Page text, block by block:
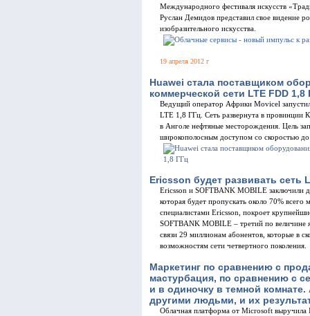
Международного фестиваля искусств
Руслан Демидов представил свое видение
изобразительного искусства.
19 апреля 2012 г
Huawei стала поставщиком
коммерческой сети LTE FDD 1,8
Ведущий оператор Африки Movicel
LTE 1,8 ГГц. Сеть развернута в провинции
в Анголе нефтяные месторождения. Цель
широкополосным доступом со скоростью
Ericsson будет развивать сеть
Ericsson и SOFTBANK MOBILE заключили
которая будет пропускать около 70%
специалистами Ericsson, покроет
SOFTBANK MOBILE – третий по величине
связи 29 миллионам абонентов, которые в
возможностям сети четвертного поколения.
Маркетинг по сравнению с
мастурбация, по сравнению с
и в одиночку в темной
другими людьми, и их
Облачная платформа от Microsoft